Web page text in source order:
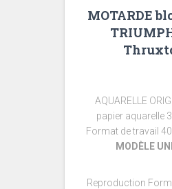
MOTARDE
AQUARELLE
papier aquarelle
Format de travail
MODÈLE
Reproduction